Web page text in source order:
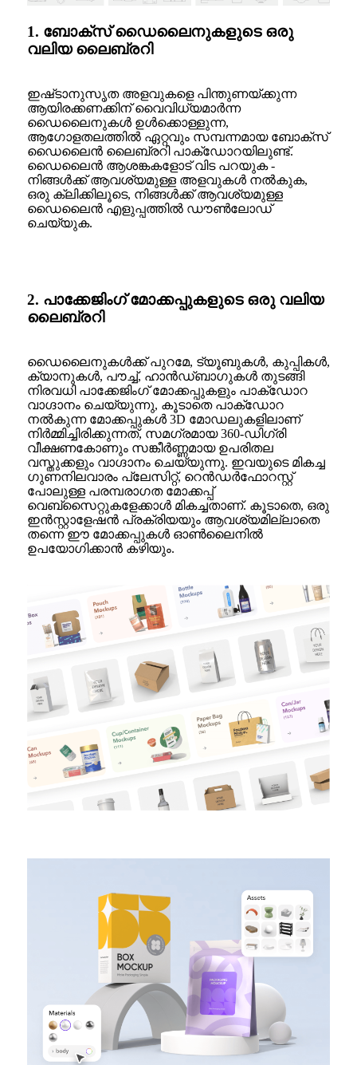
1. ബോക്സ് ഡൈലൈനുകളുടെ ഒരു
വലിയ ലൈബ്രറി
ഇഷ്‌ടാനുസൃത അളവുകളെ പിന്തുണയ്‌ക്കുന്ന
ആയിരക്കണക്കിന് വൈവിധ്യമാർന്ന
ഡൈലൈനുകൾ ഉൾക്കൊള്ളുന്ന,
ആഗോളതലത്തിൽ ഏറ്റവും സമ്പന്നമായ ബോക്‌സ്
ഡൈലൈൻ ലൈബ്രറി പാക്‌ഡോറയിലുണ്ട്.
ഡൈലൈൻ ആശങ്കകളോട് വിട പറയുക -
നിങ്ങൾക്ക് ആവശ്യമുള്ള അളവുകൾ നൽകുക,
ഒരു ക്ലിക്കിലൂടെ, നിങ്ങൾക്ക് ആവശ്യമുള്ള
ഡൈലൈൻ എളുപ്പത്തിൽ ഡൗൺലോഡ്
ചെയ്യുക.
2. പാക്കേജിംഗ് മോക്കപ്പുകളുടെ ഒരു വലിയ
ലൈബ്രറി
ഡൈലൈനുകൾക്ക് പുറമേ, ട്യൂബുകൾ, കുപ്പികൾ,
ക്യാനുകൾ, പൗച്ച്, ഹാൻഡ്‌ബാഗുകൾ തുടങ്ങി
നിരവധി പാക്കേജിംഗ് മോക്കപ്പുകളും പാക്ഡോറ
വാഗ്ദാനം ചെയ്യുന്നു, കൂടാതെ പാക്ഡോറ
നൽകുന്ന മോക്കപ്പുകൾ 3D മോഡലുകളിലാണ്
നിർമ്മിച്ചിരിക്കുന്നത്, സമഗ്രമായ 360-ഡിഗ്രി
വീക്ഷണകോണും സങ്കീർണ്ണമായ ഉപരിതല
വസ്തുക്കളും വാഗ്ദാനം ചെയ്യുന്നു. ഇവയുടെ മികച്ച
ഗുണനിലവാരം പ്ലേസിറ്റ്, റെൻഡർഫോറസ്റ്റ്
പോലുള്ള പരമ്പരാഗത മോക്കപ്പ്
വെബ്‌സൈറ്റുകളേക്കാൾ മികച്ചതാണ്. കൂടാതെ, ഒരു
ഇൻസ്റ്റാളേഷൻ പ്രക്രിയയും ആവശ്യമില്ലാതെ
തന്നെ ഈ മോക്കപ്പുകൾ ഓൺലൈനിൽ
ഉപയോഗിക്കാൻ കഴിയും.